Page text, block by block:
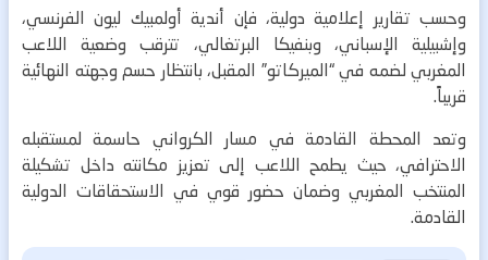
وحسب تقارير إعلامية دولية، فإن أندية أولمبيك ليون الفرنسي،
وإشبيلية الإسباني، وبنفيكا البرتغالي، تترقب وضعية اللاعب
المغربي لضمه في “الميركاتو” المقبل، بانتظار حسم وجهته النهائية
قريباً.
وتعد المحطة القادمة في مسار الكرواني حاسمة لمستقبله
الاحترافي، حيث يطمح اللاعب إلى تعزيز مكانته داخل تشكيلة
المنتخب المغربي وضمان حضور قوي في الاستحقاقات الدولية
القادمة.